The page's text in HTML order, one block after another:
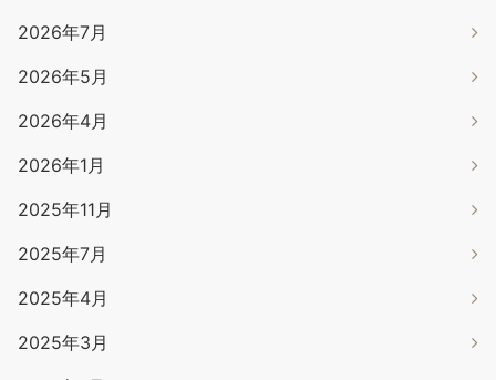
2026年7月
2026年5月
2026年4月
2026年1月
2025年11月
2025年7月
2025年4月
2025年3月